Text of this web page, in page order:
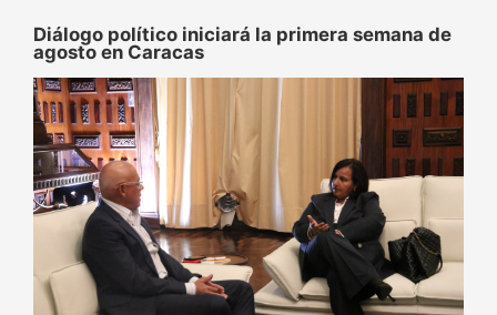
Diálogo político iniciará la primera semana de
agosto en Caracas